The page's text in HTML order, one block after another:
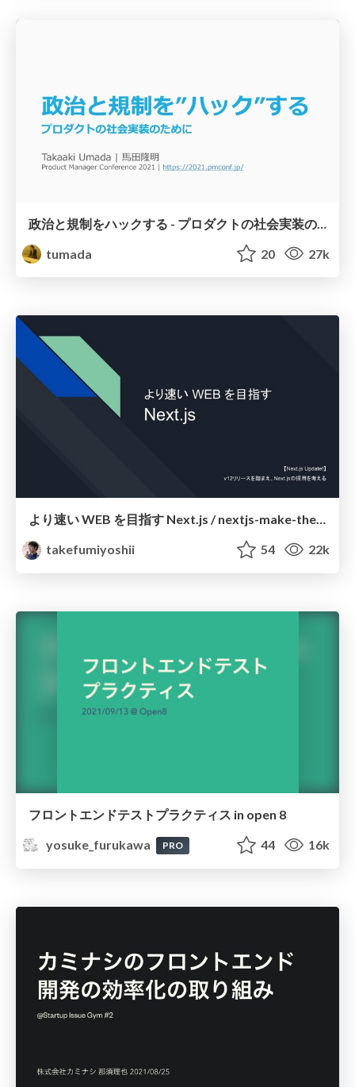
tumada
20 27k
より速い WEB を目指す Next.js / nextjs-make-the-web-faster
takefumiyoshii
54 22k
フロントエンドテストプラクティス in open 8
yosuke_furukawa
PRO 44 16k